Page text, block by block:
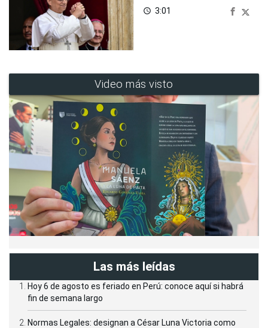
access_time 3:01
Video más visto
Las más leídas
Hoy 6 de agosto es feriado en Perú: conoce aquí si habrá
fin de semana largo
Normas Legales: designan a César Luna Victoria como